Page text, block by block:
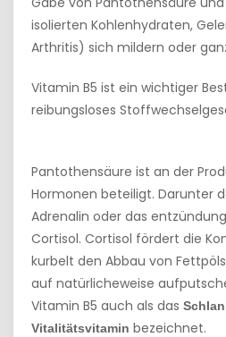
isolierten Kohlenhydraten,
Arthritis) sich mildern oder
Vitamin B5 ist ein wichtiger
reibungsloses
Pantothensäure ist an der
Hormonen beteiligt. Darunter
Adrenalin oder das
Cortisol. Cortisol fördert die
kurbelt den Abbau von
auf natürlicheweise
Vitamin B5 auch als das
Vitalitätsvitamin bezeichnet.